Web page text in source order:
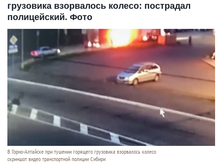
грузовика взорвалось колесо: пострадал
полицейский. Фото
В Горно-Алтайске при тушении горящего грузовика взорвалось колесо
скриншот видео транспортной полиции Сибири